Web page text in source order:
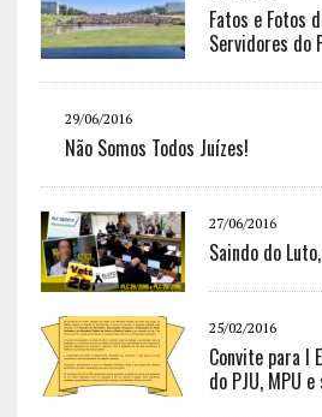
Fatos e Fotos
Servidores do
29/06/2016
Não Somos Todos Juízes!
27/06/2016
Saindo do
25/02/2016
Convite para I
do PJU, MPU